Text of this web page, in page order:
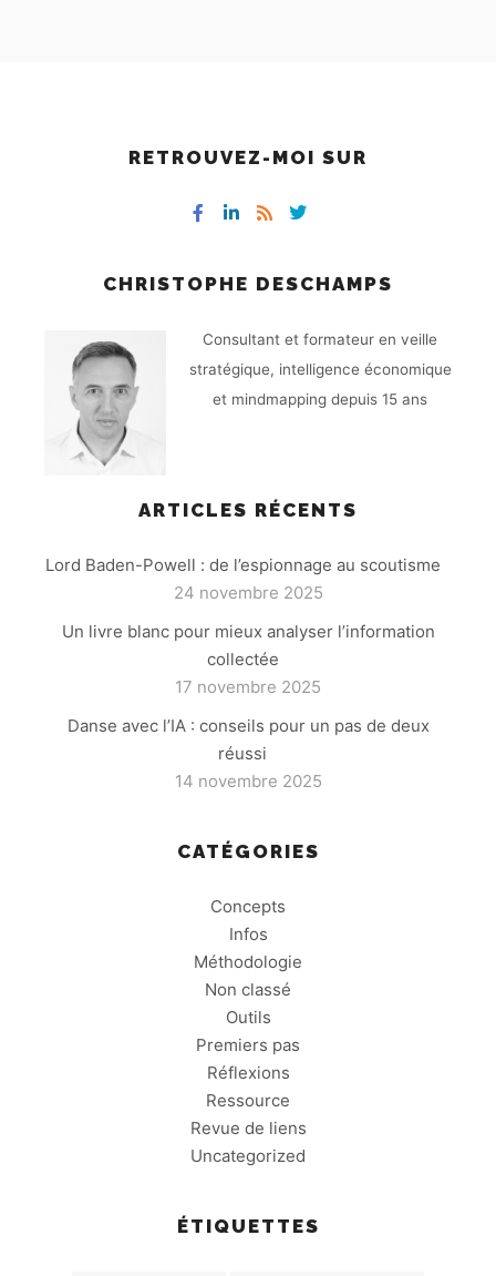
RETROUVEZ-MOI SUR
CHRISTOPHE DESCHAMPS
Consultant et formateur en veille
stratégique, intelligence économique
et mindmapping depuis 15 ans
ARTICLES RÉCENTS
Lord Baden-Powell : de l’espionnage au scoutisme
24 novembre 2025
Un livre blanc pour mieux analyser l’information
collectée
17 novembre 2025
Danse avec l’IA : conseils pour un pas de deux
réussi
14 novembre 2025
CATÉGORIES
Concepts
Infos
Méthodologie
Non classé
Outils
Premiers pas
Réflexions
Ressource
Revue de liens
Uncategorized
ÉTIQUETTES